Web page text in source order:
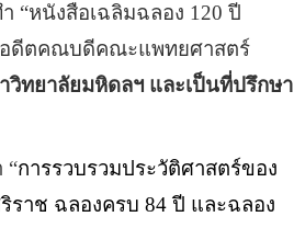
“หนังสือเฉลิมฉลอง 120 ปี
ดีตคณบดีคณะแพทยศาสตร์
ทยาลัยมหิดลฯ และเป็นที่ปรึกษา
“การรวบรวมประวัติศาสตร์ของ
ราช ฉลองครบ 84 ปี และฉลอง